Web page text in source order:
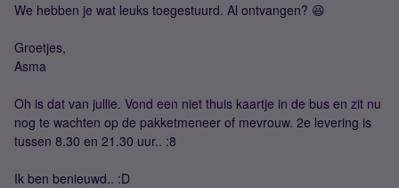
We hebben je wat leuks toegestuurd. Al ontvangen? 😆
Groetjes,
Asma
Oh is dat van jullie. Vond een niet thuis kaartje in de bus en zit nu
nog te wachten op de pakketmeneer of mevrouw. 2e levering is
tussen 8.30 en 21.30 uur.. :8
Ik ben benieuwd.. :D